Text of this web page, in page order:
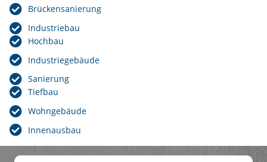
Brückensanierung
Industriebau
Hochbau
Industriegebäude
Sanierung
Tiefbau
Wohngebäude
Innenausbau